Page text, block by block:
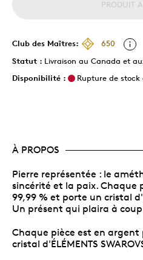
PRODUIT
Club des Maîtres:
650
Statut : Livraison au Canada et
Disponibilité :
Rupture de stock
À PROPOS
Pierre représentée : le
sincérité et la paix. Chaque
99,99 % et porte un cristal
Un présent qui plaira à coup
Chaque pièce est en
cristal d'ÉLÉMENTS